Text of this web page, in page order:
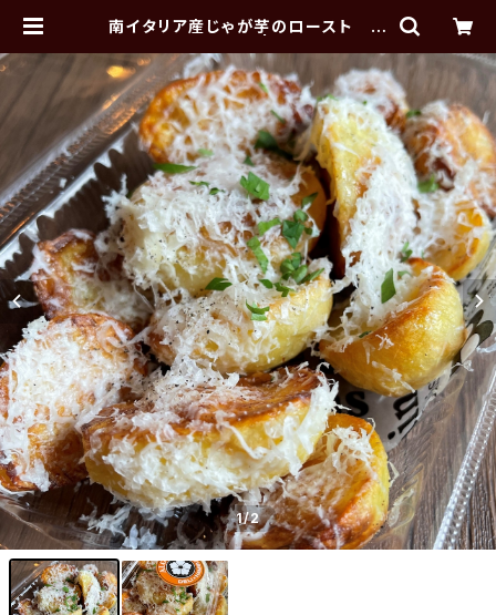
南イタリア産じゃが芋のロースト パ
×HAMBURG
1/2